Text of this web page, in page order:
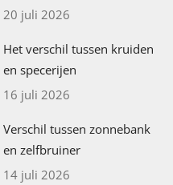
20 juli 2026
Het verschil tussen kruiden
en specerijen
16 juli 2026
Verschil tussen zonnebank
en zelfbruiner
14 juli 2026